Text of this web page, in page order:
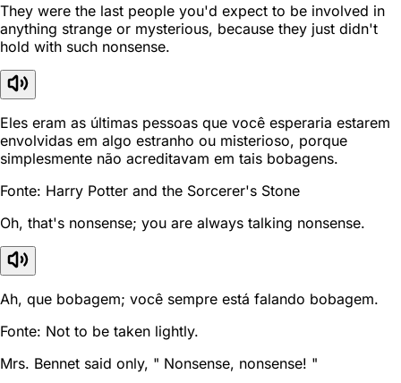
They were the last people you'd expect to be involved in
anything strange or mysterious, because they just didn't
hold with such nonsense.
Eles eram as últimas pessoas que você esperaria estarem
envolvidas em algo estranho ou misterioso, porque
simplesmente não acreditavam em tais bobagens.
Fonte: Harry Potter and the Sorcerer's Stone
Oh, that's nonsense; you are always talking nonsense.
Ah, que bobagem; você sempre está falando bobagem.
Fonte: Not to be taken lightly.
Mrs. Bennet said only, " Nonsense, nonsense! "